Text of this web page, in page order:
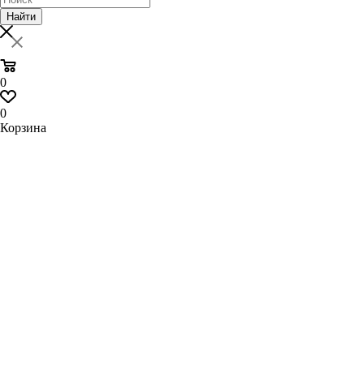
Найти
0
0
Корзина